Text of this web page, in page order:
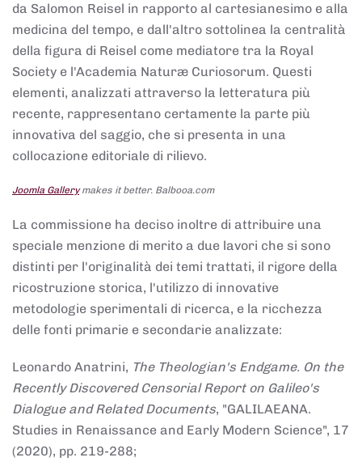
da Salomon Reisel in rapporto al cartesianesimo e alla
medicina del tempo, e dall'altro sottolinea la centralità
della figura di Reisel come mediatore tra la Royal
Society e l'Academia Naturæ Curiosorum. Questi
elementi, analizzati attraverso la letteratura più
recente, rappresentano certamente la parte più
innovativa del saggio, che si presenta in una
collocazione editoriale di rilievo.
Joomla Gallerymakes it better. Balbooa.com
La commissione ha deciso inoltre di attribuire una
speciale menzione di merito a due lavori che si sono
distinti per l'originalità dei temi trattati, il rigore della
ricostruzione storica, l'utilizzo di innovative
metodologie sperimentali di ricerca, e la ricchezza
delle fonti primarie e secondarie analizzate:
Leonardo Anatrini, The Theologian's Endgame. On the
Recently Discovered Censorial Report on Galileo's
Dialogue and Related Documents, "GALILAEANA.
Studies in Renaissance and Early Modern Science", 17
(2020), pp. 219-288;